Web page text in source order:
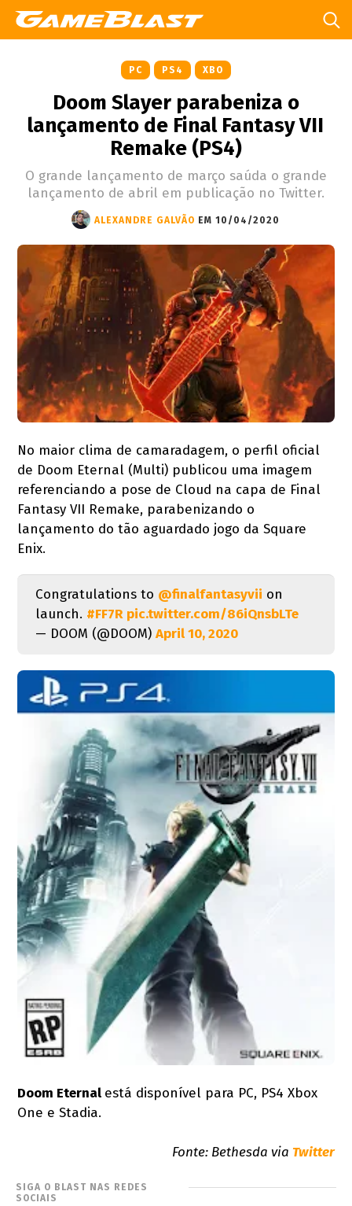
PC PS4 XBO
Doom Slayer parabeniza o
lançamento de Final Fantasy VII
Remake (PS4)
O grande lançamento de março saúda o grande
lançamento de abril em publicação no Twitter.
ALEXANDRE GALVÃO EM 10/04/2020
No maior clima de camaradagem, o perfil oficial
de Doom Eternal (Multi) publicou uma imagem
referenciando a pose de Cloud na capa de Final
Fantasy VII Remake, parabenizando o
lançamento do tão aguardado jogo da Square
Enix.
Congratulations to @finalfantasyvii on
launch. #FF7R pic.twitter.com/86iQnsbLTe
— DOOM (@DOOM) April 10, 2020
Doom Eternal está disponível para PC, PS4 Xbox
One e Stadia.
Fonte: Bethesda via Twitter
SIGA O BLAST NAS REDES
SOCIAIS